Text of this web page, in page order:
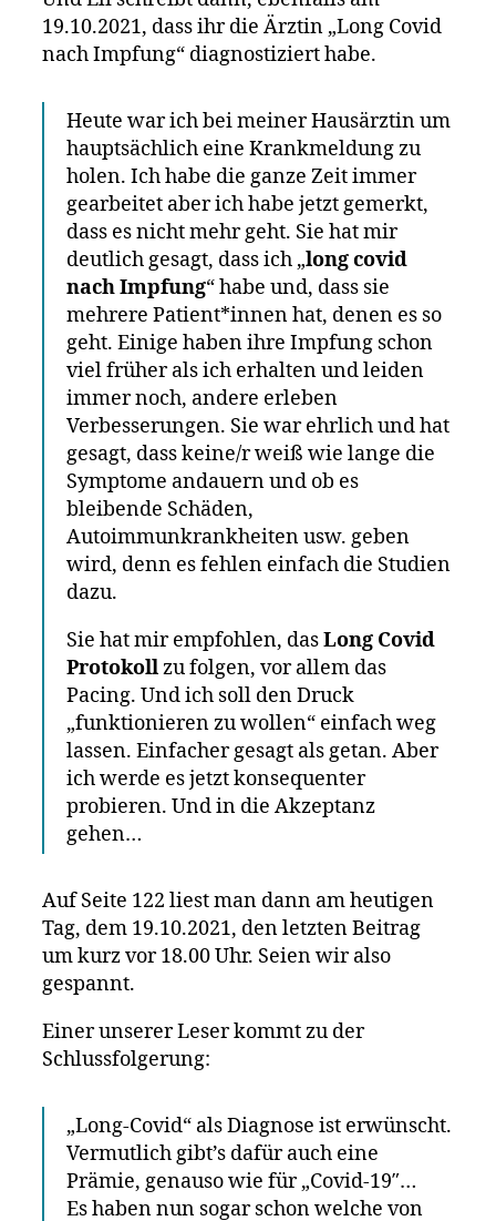
19.10.2021, dass ihr die Ärztin „Long Covid
nach Impfung“ diagnostiziert habe.
Heute war ich bei meiner Hausärztin um
hauptsächlich eine Krankmeldung zu
holen. Ich habe die ganze Zeit immer
gearbeitet aber ich habe jetzt gemerkt,
dass es nicht mehr geht. Sie hat mir
deutlich gesagt, dass ich „long covid
nach Impfung“ habe und, dass sie
mehrere Patient*innen hat, denen es so
geht. Einige haben ihre Impfung schon
viel früher als ich erhalten und leiden
immer noch, andere erleben
Verbesserungen. Sie war ehrlich und hat
gesagt, dass keine/r weiß wie lange die
Symptome andauern und ob es
bleibende Schäden,
Autoimmunkrankheiten usw. geben
wird, denn es fehlen einfach die Studien
dazu.
Sie hat mir empfohlen, dasLong Covid
Protokollzu folgen, vor allem das
Pacing. Und ich soll den Druck
„funktionieren zu wollen“ einfach weg
lassen. Einfacher gesagt als getan. Aber
ich werde es jetzt konsequenter
probieren. Und in die Akzeptanz
gehen…
Auf Seite 122 liest man dann am heutigen
Tag, dem 19.10.2021, den letzten Beitrag
um kurz vor 18.00 Uhr. Seien wir also
gespannt.
Einer unserer Leser kommt zu der
Schlussfolgerung:
„Long-Covid“ als Diagnose ist erwünscht.
Vermutlich gibt’s dafür auch eine
Prämie, genauso wie für „Covid-19″…
Es haben nun sogar schon welche von